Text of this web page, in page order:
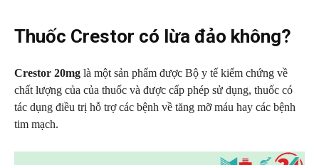
Thuốc Crestor có lừa đảo không?
Crestor 20mg là một sản phẩm được Bộ y tế kiểm chứng về
chất lượng của của thuốc và được cấp phép sử dụng, thuốc có
tác dụng điều trị hỗ trợ các bệnh về tăng mỡ máu hay các bệnh
tim mạch.